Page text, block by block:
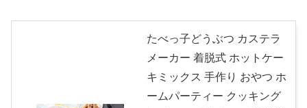
たべっ子どうぶつ カステラ
メーカー 着脱式 ホットケー
キミックス 手作り おやつ ホ
ームパーティー クッキング